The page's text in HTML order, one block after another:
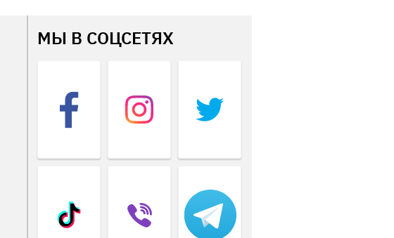
МЫ В СОЦСЕТЯХ